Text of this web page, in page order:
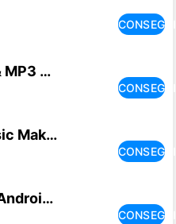
Music Player & MP3 Player
BandLab – Music Making Studio
Ringtones for Android Phone